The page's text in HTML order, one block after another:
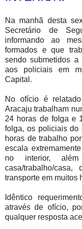
Na manhã desta
Secretário de
informando ao
formados e que
sendo submetidos
aos policiais em
Capital.
No ofício é
Aracaju trabalham
24 horas de folga e
folga, os policiais do
horas de trabalho
escala
no interior,
casa/trabalho/
transporte em muitos
Idêntico
através de ofício,
qualquer resposta